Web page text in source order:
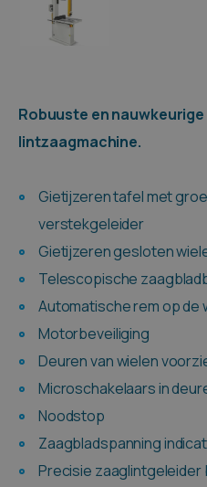
Robuuste en
lintzaagmachine.
Gietijzeren tafel met
verstekgeleider
Gietijzeren gesloten
Telescopische
Automatische rem op de
Motorbeveiliging
Deuren van wielen
Microschakelaars in
Noodstop
Zaagbladspanning
Precisie zaaglintgeleider